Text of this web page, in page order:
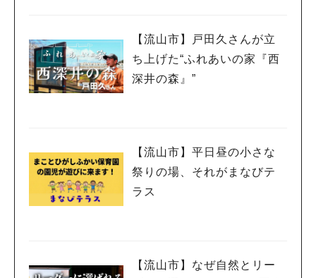
【流山市】戸田久さんが立
ち上げた“ふれあいの家『西
深井の森』”
【流山市】平日昼の小さな
祭りの場、それがまなびテ
ラス
【流山市】なぜ自然とリー